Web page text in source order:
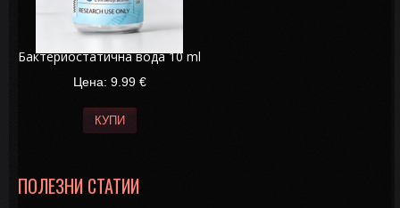
Бактериостатична вода 10 ml
Цена: 9.99 €
КУПИ
ПОЛЕЗНИ СТАТИИ